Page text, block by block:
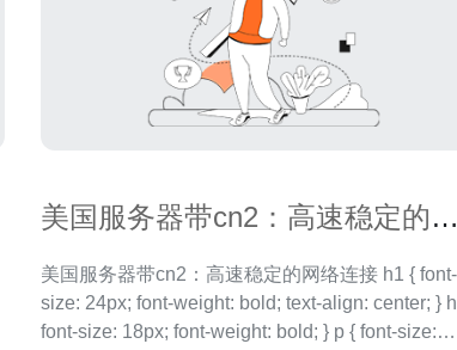
美国服务器带cn2：高速稳定的网
美国服务器带cn2：高速稳定的网络连接 h1 { font-
size: 24px; font-weight: bold; text-align: center; } h2 {
font-size: 18px; font-weight: bold; } p { font-size: